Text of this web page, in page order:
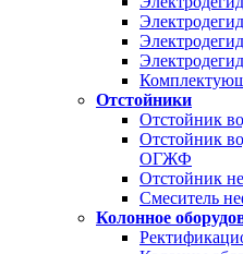
Отстойники
Отстойник
Отстойник
ОГЖФ
Отстойник
Смеситель
Колонное